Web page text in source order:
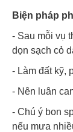
Biện pháp
- Sau mỗi vụ
dọn sạch cỏ
- Làm đất kỹ,
- Nên luân
- Chú ý bon
nếu mưa